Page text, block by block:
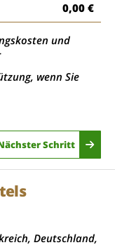
0,00 €
und
wenn Sie
Schritt
Deutschland,